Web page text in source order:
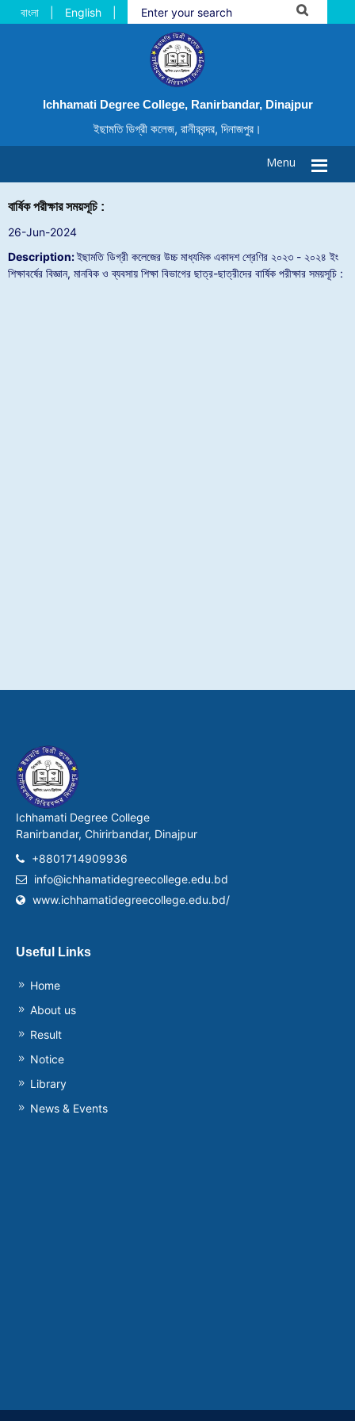
বাংলা English
Ichhamati Degree College, Ranirbandar, Dinajpur
ইছামতি ডিগ্রী কলেজ, রানীরবন্দর, দিনাজপুর।
Menu
বার্ষিক পরীক্ষার সময়সূচি :
26-Jun-2024
Description:ইছামতি ডিগ্রী কলেজের উচ্চ মাধ্যমিক একাদশ শ্রেণির ২০২৩ - ২০২৪ ইং
শিক্ষাবর্ষের বিজ্ঞান, মানবিক ও ব্যবসায় শিক্ষা বিভাগের ছাত্র-ছাত্রীদের বার্ষিক পরীক্ষার সময়সূচি :
Ichhamati Degree College
Ranirbandar, Chirirbandar, Dinajpur
+8801714909936
info@ichhamatidegreecollege.edu.bd
www.ichhamatidegreecollege.edu.bd/
Useful Links
Home
About us
Result
Notice
Library
News & Events